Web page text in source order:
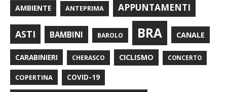
AMBIENTE ANTEPRIMA APPUNTAMENTI
ASTI BAMBINI BAROLO BRA CANALE
CARABINIERI CHERASCO CICLISMO CONCERTO
COPERTINA COVID-19